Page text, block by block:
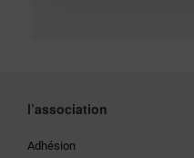
l’association
Adhésion